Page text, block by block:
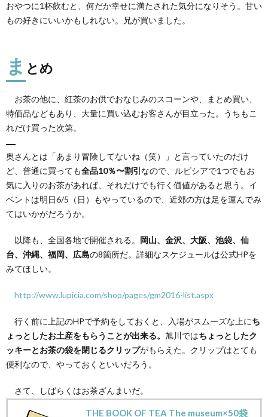
おやつに1杯飲むと、何だか幸せに満たされた気分になりそう。甘い
もの好きにいいかもしれない。兄が買いました。
ま とめ
お茶の他に、紅茶のお供でおなじみのスコーンや、まとめ買い、
特価品などもあり、大量に買い込むお客さんが目立った。うちもこ
れだけ買った次第。
奥さんとは「あまり冒険してないね（笑）」と言っていたのだけ
ど、普通に買っても全品10％〜割引なので、ルピシアで1つでもお
気に入りのお茶があれば、それだけでも行く価値があると思う。イ
ベントは明日6/5（日）もやっているので、近郊の方は足を運んでみ
てはいかがだろうか。
以降も、全国各地で開催される。 岡山、金沢、大阪、池袋、仙
台、沖縄、福岡、広島の8箇所だ。詳細なスケジュールは公式HPを
みてほしい。
http://www.lupicia.com/shop/pages/gm2016-list.aspx
行く前に上記のHPで予約をしておくと、入場がスムーズな上にち
ょっとしたお土産をもらうことが出来る。 旭川ではちょっとしたク
ッキーとお茶の袋を閉じるクリップがもらえた。クリップはとても
便利なので、やっておくといいだろう。
さて、しばらくはお茶ざんまいだ。
THE BOOK OF TEA The museum×50袋